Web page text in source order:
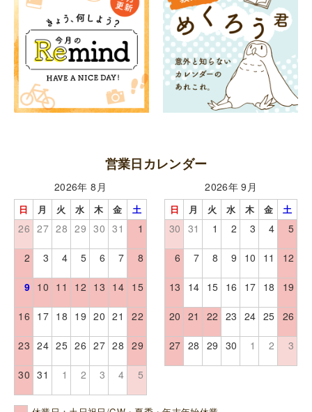
営業日カレンダー
2026年 8月
日 月 火 水 木 金 土
26 27 28 29 30 31 1
2 3 4 5 6 7 8
9 10 11 12 13 14 15
16 17 18 19 20 21 22
23 24 25 26 27 28 29
30 31 1 2 3 4 5
2026年 9月
日 月 火 水 木 金 土
30 31 1 2 3 4 5
6 7 8 9 10 11 12
13 14 15 16 17 18 19
20 21 22 23 24 25 26
27 28 29 30 1 2 3